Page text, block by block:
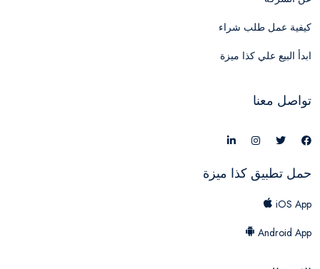
كيفية عمل طلب شراء
ابدأ البيع علي كذا ميزة
تواصل معنا
حمل تطبيق كذا ميزة
iOS App
Android App